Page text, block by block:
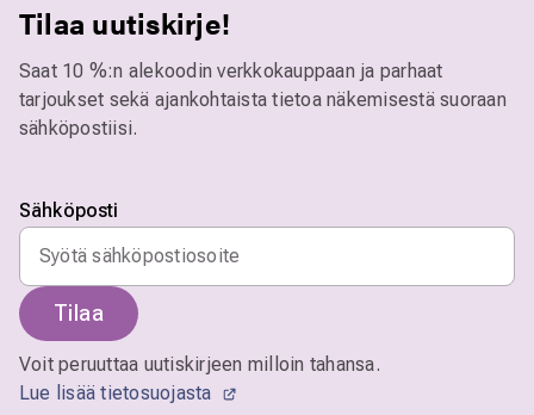
Tilaa uutiskirje!
Saat 10 %:n alekoodin verkkokauppaan ja parhaat
tarjoukset sekä ajankohtaista tietoa näkemisestä suoraan
sähköpostiisi.
Sähköposti
Tilaa
Voit peruuttaa uutiskirjeen milloin tahansa.
Lue lisää tietosuojasta